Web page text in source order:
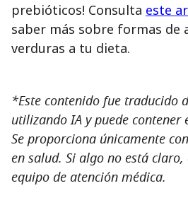
prebióticos! Consulta este
saber más sobre formas de
verduras a tu dieta.
*Este contenido fue traducido
utilizando IA y puede contener
Se proporciona únicamente
en salud. Si algo no está claro,
equipo de atención médica.